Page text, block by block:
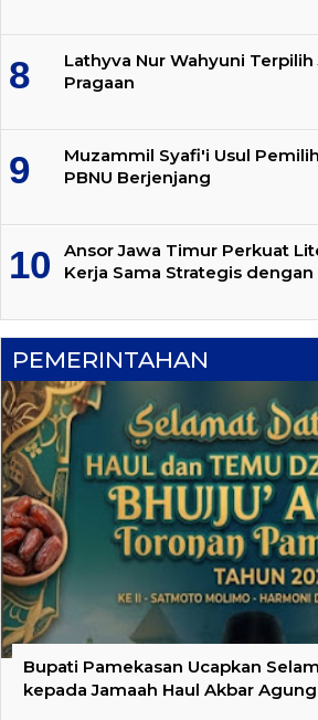
Lathyva Nur Wahyuni Terpilih
Pragaan
Muzammil Syafi'i Usul
PBNU Berjenjang
Ansor Jawa Timur Perkuat
Kerja Sama Strategis
PEMERINTAHAN
Bupati Pamekasan Ucapkan
kepada Jamaah Haul Akbar